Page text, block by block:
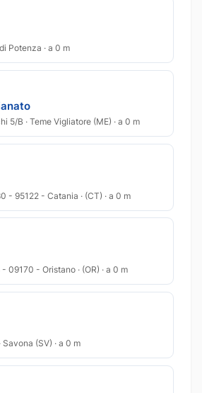
Potenza · a 0 m
5/B · Teme Vigliatore (ME) · a 0 m
- 95122 - Catania · (CT) · a 0 m
09170 - Oristano · (OR) · a 0 m
(SV) · a 0 m